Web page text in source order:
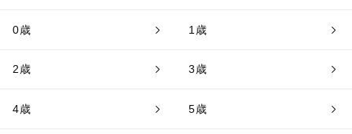
0歳 1歳
2歳 3歳
4歳 5歳